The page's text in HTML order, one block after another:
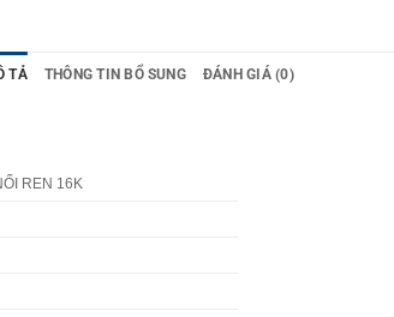
TẢ THÔNG TIN BỔ SUNG ĐÁNH GIÁ (0)
REN 16K